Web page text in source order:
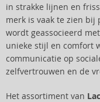
in strakke lijnen en
merk is vaak te zien bij
wordt geassocieerd
unieke stijl en comfort
communicatie op
zelfvertrouwen en de
Het assortiment van